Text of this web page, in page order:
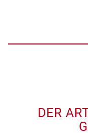
DER